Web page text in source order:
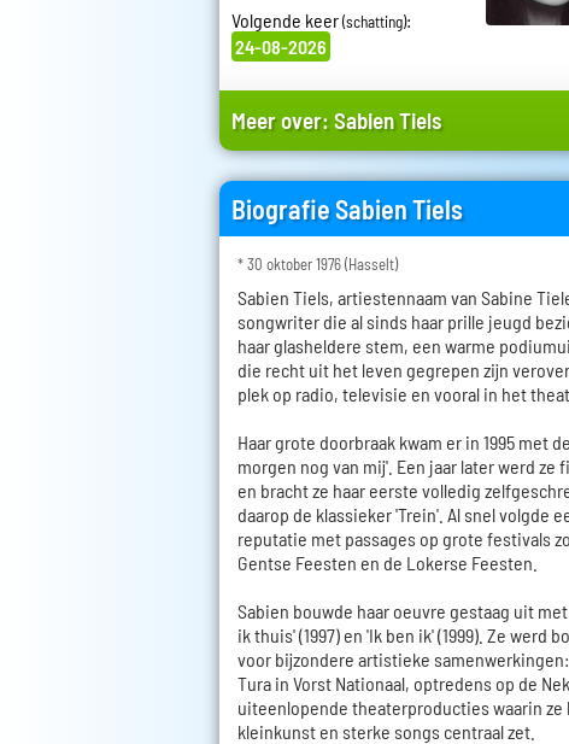
Volgende keer(schatting):
24-08-2026
Meer over:Sabien Tiels
Biografie Sabien Tiels
* 30 oktober 1976 (Hasselt)
Sabien Tiels, artiestennaam van Sabine
songwriter die al sinds haar prille jeugd
haar glasheldere stem, een warme
die recht uit het leven gegrepen zijn
plek op radio, televisie en vooral in het
Haar grote doorbraak kwam er in 1995 met
morgen nog van mij'. Een jaar later werd ze
en bracht ze haar eerste volledig
daarop de klassieker 'Trein'. Al snel volgde
reputatie met passages op grote festivals
Gentse Feesten en de Lokerse Feesten.
Sabien bouwde haar oeuvre gestaag uit
ik thuis' (1997) en 'Ik ben ik' (1999). Ze werd
voor bijzondere artistieke
Tura in Vorst Nationaal, optredens op de
uiteenlopende theaterproducties waarin ze
kleinkunst en sterke songs centraal zet.